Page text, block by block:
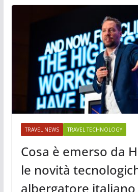
TRAVEL NEWS TRAVEL TECHNOLOGY
Cosa è emerso da
le novità
albergatore